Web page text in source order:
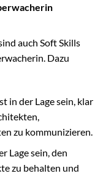
auch Soft Skills
Dazu
in der Lage sein, klar
zu kommunizieren.
Lage sein, den
zu behalten und